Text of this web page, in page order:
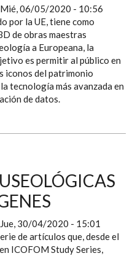
Mié, 06/05/2020 - 10:56
por la UE, tiene como
de obras maestras
a Europeana, la
es permitir al público en
iconos del patrimonio
tecnología más avanzada en
de datos.
D
Jue, 30/04/2020 - 15:01
de artículos que, desde el
ICOFOM Study Series,